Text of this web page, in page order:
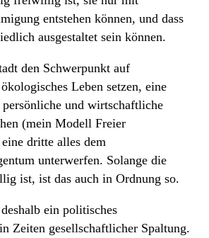
entstehen können, und dass
ausgestaltet sein können.
den Schwerpunkt auf
Leben setzen, eine
und wirtschaftliche
(mein Modell Freier
dritte alles dem
unterwerfen. Solange die
ist, ist das auch in Ordnung so.
ein politisches
Zeiten gesellschaftlicher Spaltung.